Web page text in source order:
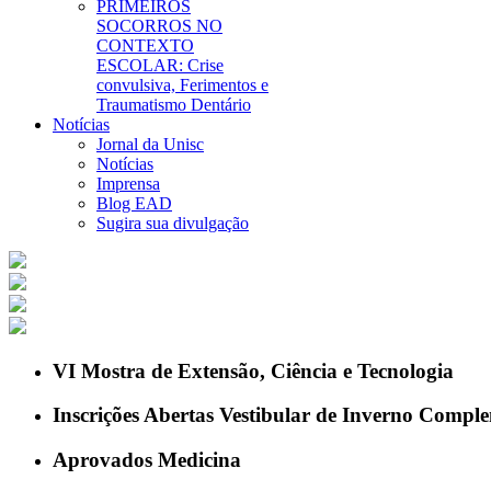
PRIMEIROS
SOCORROS NO
CONTEXTO
ESCOLAR: Crise
convulsiva, Ferimentos e
Traumatismo Dentário
Notícias
Jornal da Unisc
Notícias
Imprensa
Blog EAD
Sugira sua divulgação
VI Mostra de Extensão, Ciência e Tecnologia
Inscrições Abertas Vestibular de Inverno
Aprovados Medicina